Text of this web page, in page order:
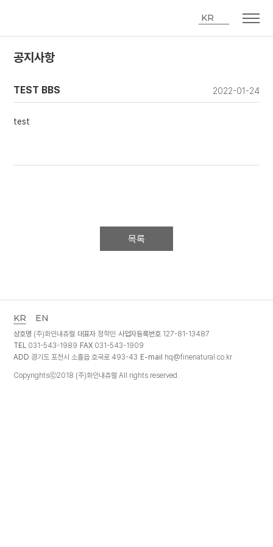
KR
공지사항
TEST BBS 2022-01-24
test
목록
KR EN
상호명 (주)화인내츄럴 대표자 정학민 사업자등록번호 127-81-13487
TEL 031-543-1989 FAX 031-543-1909
ADD 경기도 포천시 소흘읍 호국로 493-43 E-mail hq@finenatural.co.kr
Copyrightsⓒ2018 (주)화인내츄럴 All rights reserved.